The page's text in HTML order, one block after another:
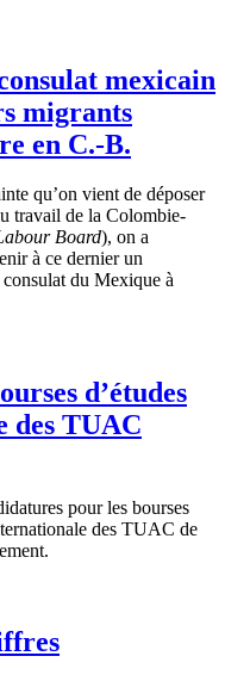
mexicain
migrants
en C.-B.
qu’on vient de déposer
travail de la Colombie-
Board), on a
à ce dernier un
du Mexique à
d’études
des TUAC
pour les bourses
des TUAC de